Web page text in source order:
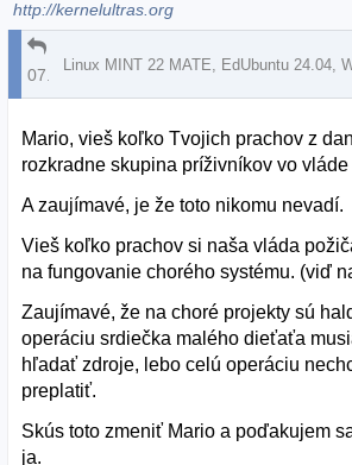
http://kernelultras.org
07.02.2015 | 19:48
Linux MINT 22 MATE, EdUbuntu 24.04,
Mario, vieš koľko Tvojich prachov z
rozkradne skupina príživníkov vo
A zaujímavé, je že toto nikomu nevadí.
Vieš koľko prachov si naša vláda
na fungovanie chorého systému. (viď
Zaujímavé, že na choré projekty sú
operáciu srdiečka malého dieťaťa
hľadať zdroje, lebo celú operáciu
preplatiť.
Skús toto zmeniť Mario a poďakujem
ja.